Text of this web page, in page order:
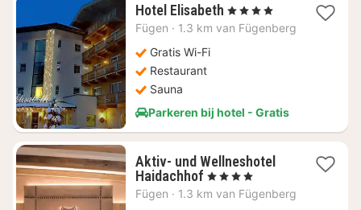
Hotel Elisabeth 1
nacht
vanaf
, 4 Sterren
Fügen · 1.3 km van Fügenberg
Gratis Wi-Fi
Restaurant
Sauna
Parkeren bij hotel - Gratis
Aktiv- und Wellneshotel
Haidachhof 1
nacht
, 4 Sterren
Fügen · 1.3 km van Fügenberg